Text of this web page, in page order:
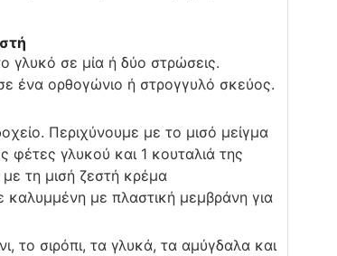
γλυκό σε μία ή δύο στρώσεις.
ένα ορθογώνιο ή στρογγυλό σκεύος.
Περιχύνουμε με το μισό μείγμα
φέτες γλυκού και 1 κουταλιά της
τη μισή ζεστή κρέμα
καλυμμένη με πλαστική μεμβράνη για
το σιρόπι, τα γλυκά, τα αμύγδαλα και